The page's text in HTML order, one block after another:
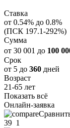
Ставка
от 0.54% до 0.8%
(ПСК 197.1-292%)
Сумма
от 30 001 до 100
Срок
от 5 до 360 дней
Возраст
21-65 лет
Показать всё
Онлайн-заявка
39 1